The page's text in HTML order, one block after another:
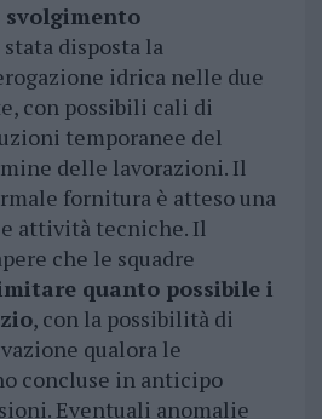
disposta la
idrica nelle due
con possibili cali di
temporanee del
delle lavorazioni. Il
fornitura è atteso una
attività tecniche. Il
che le squadre
quanto possibile i
, con la possibilità di
qualora le
concluse in anticipo
Eventuali anomalie